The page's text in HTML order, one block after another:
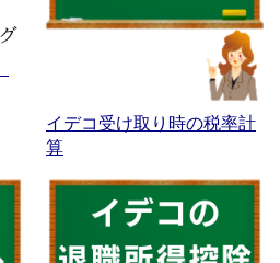
イデコ受け取り時の税率計
算